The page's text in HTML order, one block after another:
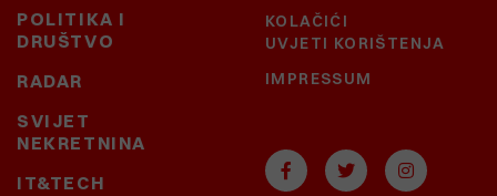
POLITIKA I
DRUŠTVO
RADAR
SVIJET
NEKRETNINA
IT&TECH
KOLAČIĆI
UVJETI KORIŠTENJA
IMPRESSUM